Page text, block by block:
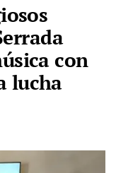
con
lucha